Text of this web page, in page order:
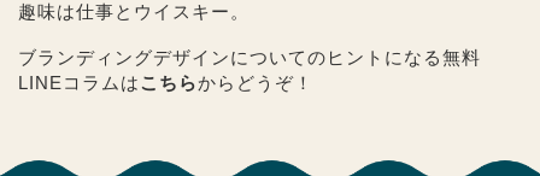
趣味は仕事とウイスキー。
ブランディングデザインについてのヒントになる無料
LINEコラムはこちらからどうぞ！